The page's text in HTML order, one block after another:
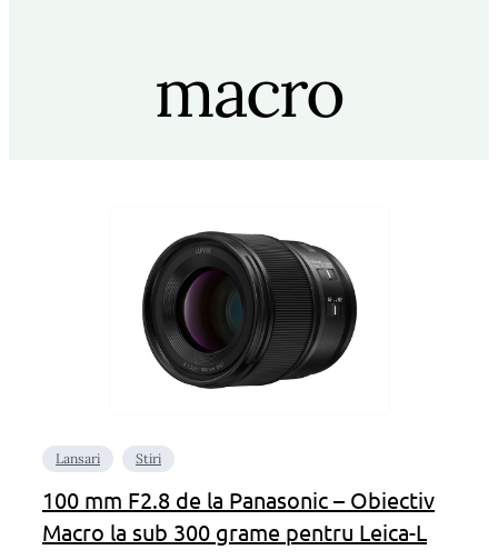
macro
Lansari Stiri
100 mm F2.8 de la Panasonic – Obiectiv
Macro la sub 300 grame pentru Leica-L